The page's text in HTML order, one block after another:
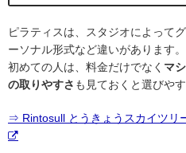
ピラティスは、スタジオによって
ーソナル形式など違いがあります。
初めての人は、料金だけでなく マ
の取りやすさ も見ておくと選びやす
⇒ Rintosull とうきょうスカイツリ